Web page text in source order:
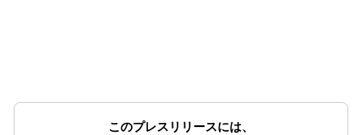
このプレスリリースには、